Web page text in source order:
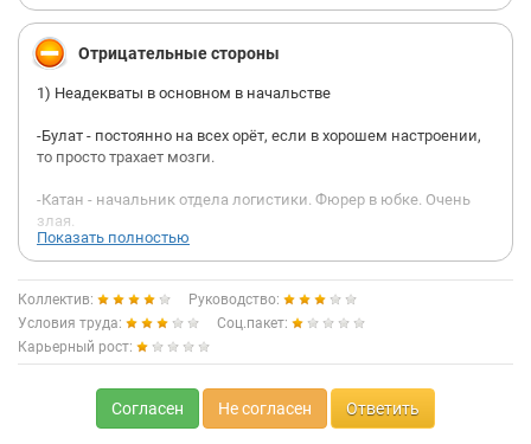
Отрицательные стороны
1) Неадекваты в основном в начальстве
-Булат - постоянно на всех орёт, если в хорошем настроении,
то просто трахает мозги.
-Катан - начальник отдела логистики. Фюрер в юбке. Очень
злая.
-Гвоздева - финдир. Жмётся за каждую копейку, буквально
отрывая от сердца дензнаки. Ощущение, будто милостыню
просишь, а не положенные деньги. Вечно чем-то очень
занята.
-Есть ещё, но они как-то теряются на фоне людей выше.
К счастью, общения с ними в большинстве случаев можно
успешно избегать. Если же поссориться с ними, то можно
Показать полностью
Коллектив:
Руководство:
Условия труда:
Соц.пакет:
Карьерный рост:
Согласен Не согласен Ответить